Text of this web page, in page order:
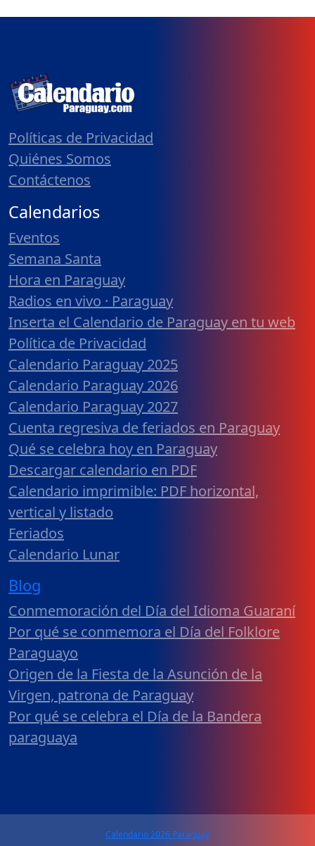
Políticas de Privacidad
Quiénes Somos
Contáctenos
Calendarios
Eventos
Semana Santa
Hora en Paraguay
Radios en vivo · Paraguay
Inserta el Calendario de Paraguay en tu web
Política de Privacidad
Calendario Paraguay 2025
Calendario Paraguay 2026
Calendario Paraguay 2027
Cuenta regresiva de feriados en Paraguay
Qué se celebra hoy en Paraguay
Descargar calendario en PDF
Calendario imprimible: PDF horizontal,
vertical y listado
Feriados
Calendario Lunar
Blog
Conmemoración del Día del Idioma Guaraní
Por qué se conmemora el Día del Folklore
Paraguayo
Origen de la Fiesta de la Asunción de la
Virgen, patrona de Paraguay
Por qué se celebra el Día de la Bandera
paraguaya
Calendario 2026 Paraguay